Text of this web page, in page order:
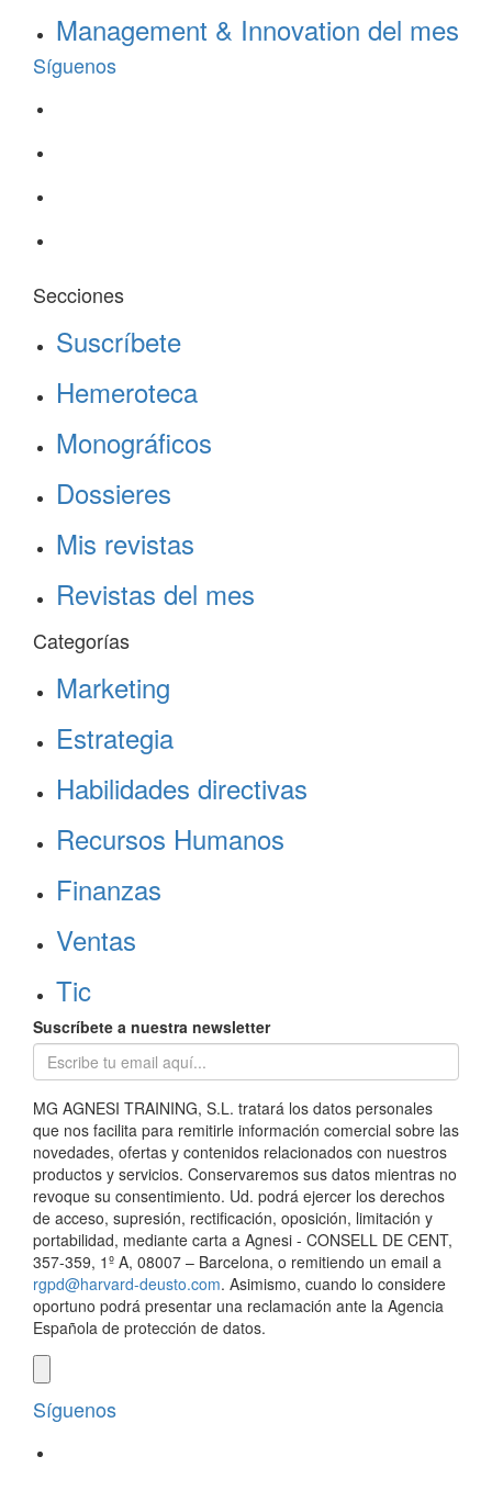
Management & Innovation del mes
Síguenos
Secciones
Suscríbete
Hemeroteca
Monográficos
Dossieres
Mis revistas
Revistas del mes
Categorías
Marketing
Estrategia
Habilidades directivas
Recursos Humanos
Finanzas
Ventas
Tic
Suscríbete a nuestra newsletter
MG AGNESI TRAINING, S.L. tratará los datos personales
que nos facilita para remitirle información comercial sobre las
novedades, ofertas y contenidos relacionados con nuestros
productos y servicios. Conservaremos sus datos mientras no
revoque su consentimiento. Ud. podrá ejercer los derechos
de acceso, supresión, rectificación, oposición, limitación y
portabilidad, mediante carta a Agnesi - CONSELL DE CENT,
357-359, 1º A, 08007 – Barcelona, o remitiendo un email a
rgpd@harvard-deusto.com. Asimismo, cuando lo considere
oportuno podrá presentar una reclamación ante la Agencia
Española de protección de datos.
Síguenos